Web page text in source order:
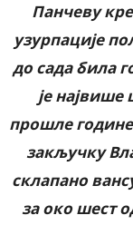
Панчеву
узурпације
до сада била
је највише
прошле
закључку
склапано
за око шест